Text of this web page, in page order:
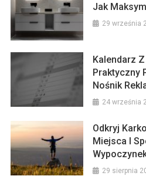
Jak
29 września
Kalendarz
Praktyczny
Nośnik
24 września
Odkryj
Miejsca I
29 sierpnia